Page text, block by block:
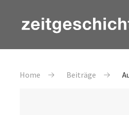
Home Beiträge